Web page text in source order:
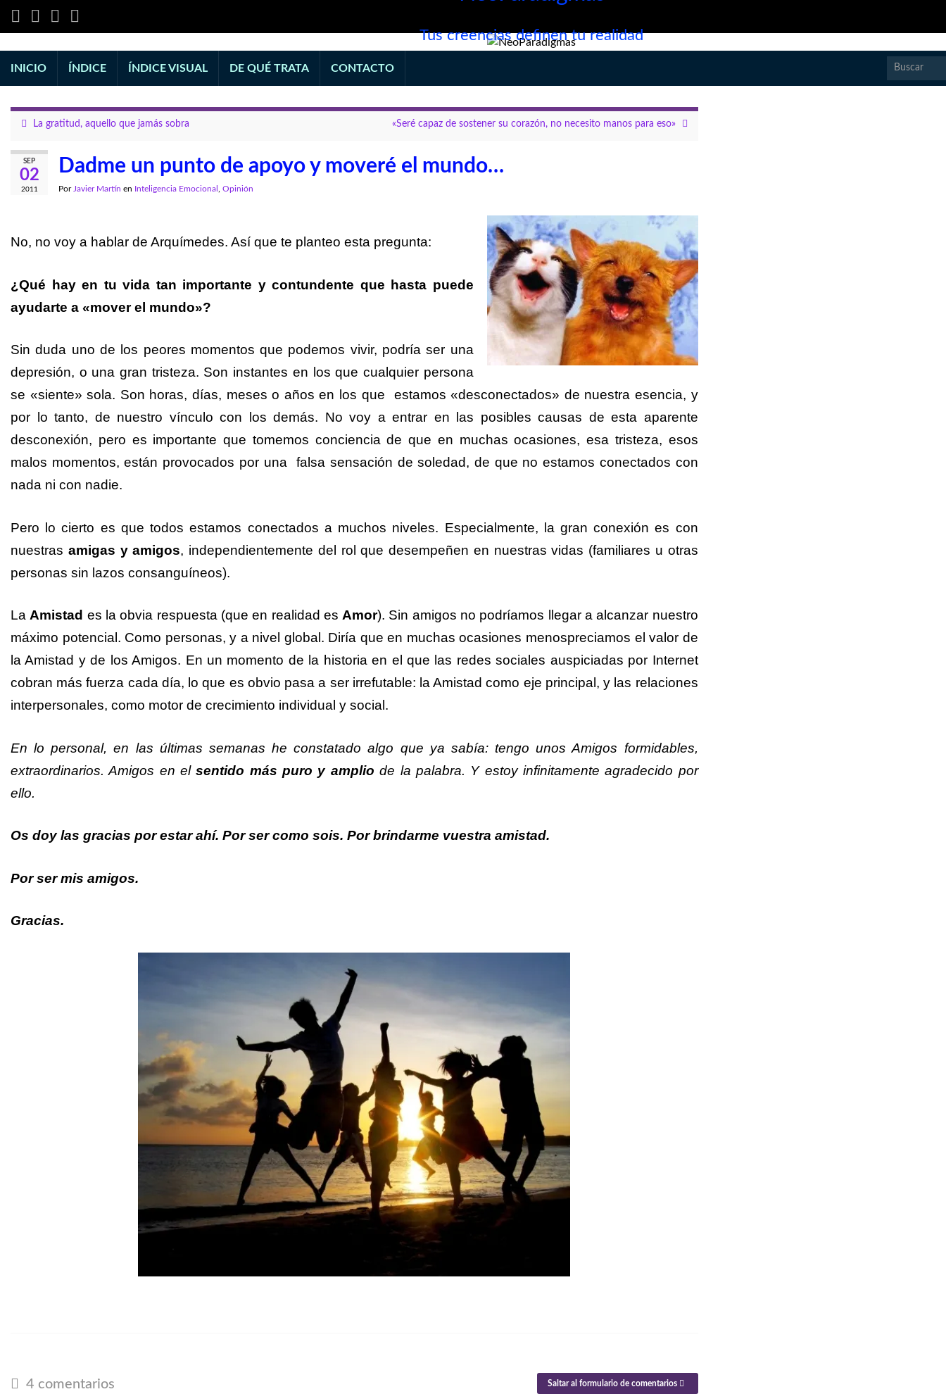
Tus creencias definen tu realidad
INICIO ÍNDICE ÍNDICE VISUAL DE QUÉ TRATA CONTACTO Search for:
La gratitud, aquello que jamás sobra «Seré capaz de sostener su corazón, no necesito manos para eso»
SEP
02
2011
Dadme un punto de apoyo y moveré el mundo…
Por Javier Martín en Inteligencia Emocional Opinión
No, no voy a hablar de Arquímedes. Así que te planteo esta pregunta:
¿Qué hay en tu vida tan importante y contundente que hasta puede
ayudarte a «mover el mundo»?
Sin duda uno de los peores momentos que podemos vivir, podría ser una
depresión, o una gran tristeza. Son instantes en los que cualquier persona
se «siente» sola. Son horas, días, meses o años en los que estamos «desconectados» de nuestra esencia, y
por lo tanto, de nuestro vínculo con los demás. No voy a entrar en las posibles causas de esta aparente
desconexión, pero es importante que tomemos conciencia de que en muchas ocasiones, esa tristeza, esos
malos momentos, están provocados por una falsa sensación de soledad, de que no estamos conectados con
nada ni con nadie.
Pero lo cierto es que todos estamos conectados a muchos niveles. Especialmente, la gran conexión es con
nuestras amigas y amigos, independientemente del rol que desempeñen en nuestras vidas (familiares u otras
personas sin lazos consanguíneos).
LaAmistad es la obvia respuesta (que en realidad esAmor). Sin amigos no podríamos llegar a alcanzar nuestro
máximo potencial. Como personas, y a nivel global. Diría que en muchas ocasiones menospreciamos el valor de
la Amistad y de los Amigos. En un momento de la historia en el que las redes sociales auspiciadas por Internet
cobran más fuerza cada día, lo que es obvio pasa a ser irrefutable: la Amistad como eje principal, y las relaciones
interpersonales, como motor de crecimiento individual y social.
En lo personal, en las últimas semanas he constatado algo que ya sabía: tengo unos Amigos formidables,
extraordinarios. Amigos en elsentido más puro y amplio de la palabra. Y estoy infinitamente agradecido por
ello.
Os doy las gracias por estar ahí. Por ser como sois. Por brindarme vuestra amistad.
Por ser mis amigos.
Gracias.
4 comentarios Saltar al formulario de comentarios